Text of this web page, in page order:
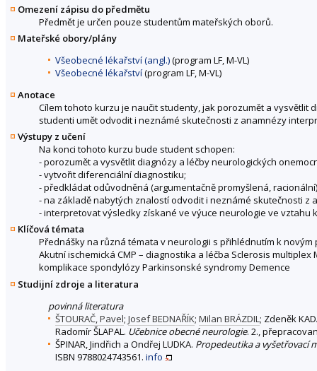
Omezení zápisu do předmětu
Předmět je určen pouze studentům mateřských oborů.
Mateřské obory/plány
Všeobecné lékařství (angl.)(program LF, M-VL)
Všeobecné lékařství(program LF, M-VL)
Anotace
Cílem tohoto kurzu je naučit studenty, jak porozumět a
studenti umět odvodit i neznámé skutečnosti z anamnézy
Výstupy z učení
Na konci tohoto kurzu bude student schopen:
- porozumět a vysvětlit diagnózy a léčby neurologických
- vytvořit diferenciální diagnostiku;
- předkládat odůvodněná (argumentačně promyšlená,
- na základě nabytých znalostí odvodit i neznámé skutečnosti z
- interpretovat výsledky získané ve výuce neurologie ve vztahu
Klíčová témata
Přednášky na různá témata v neurologii s přihlédnutím k
Akutní ischemická CMP – diagnostika a léčba Sclerosis
komplikace spondylózy Parkinsonské syndromy Demence
Studijní zdroje a literatura
povinná literatura
ŠTOURAČ, Pavel; Josef BEDNAŘÍK; Milan BRÁZDIL ; Zdeněk
Radomír ŠLAPAL. Učebnice obecné neurologie. 2.,
ŠPINAR, Jindřich a Ondřej LUDKA. Propedeutika a vyšetřovací
ISBN 9788024743561. info